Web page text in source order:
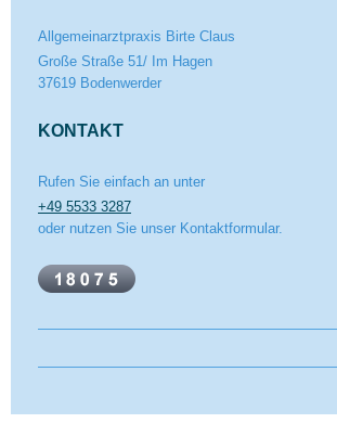
Allgemeinarztpraxis Birte Claus
Große Straße 51/ Im Hagen
37619 Bodenwerder
KONTAKT
Rufen Sie einfach an unter
+49 5533 3287
oder nutzen Sie unser Kontaktformular.